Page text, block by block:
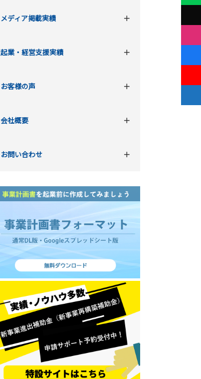
メディア掲載実績
起業・経営支援実績
お客様の声
会社概要
お問い合わせ